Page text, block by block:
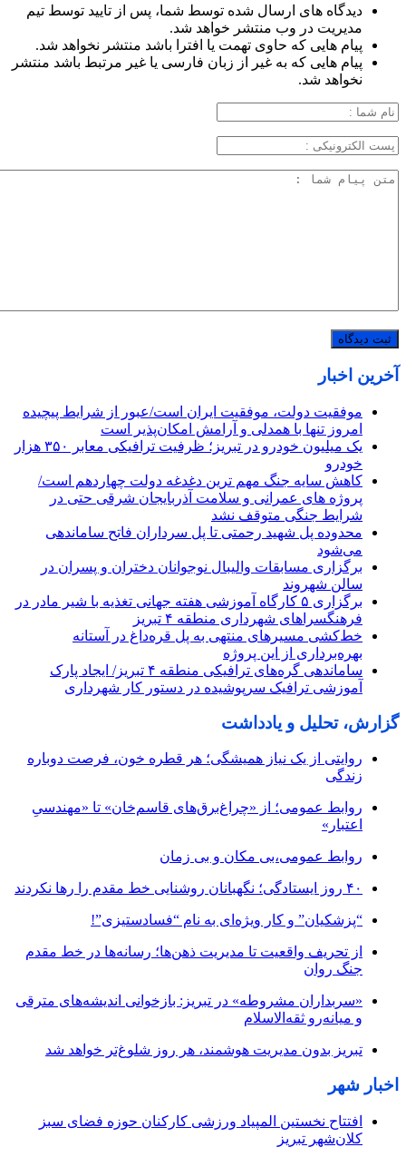
دیدگاه های ارسال شده توسط شما، پس از تایید توسط تیم
مدیریت در وب منتشر خواهد شد.
پیام هایی که حاوی تهمت یا افترا باشد منتشر نخواهد شد.
پیام هایی که به غیر از زبان فارسی یا غیر مرتبط باشد منتشر
نخواهد شد.
آخرین اخبار
موفقیت دولت، موفقیت ایران است/عبور از شرایط پیچیده
امروز تنها با همدلی و آرامش امکان‌پذیر است
یک میلیون خودرو در تبریز؛ ظرفیت ترافیکی معابر ۳۵۰ هزار
خودرو
کاهش سایه جنگ مهم ‌ترین دغدغه دولت چهاردهم است/
پروژه ‌های عمرانی و سلامت آذربایجان شرقی حتی در
شرایط جنگی متوقف نشد
محدوده پل شهید رحمتی تا پل سرداران فاتح ساماندهی
می‌شود
برگزاری مسابقات والیبال نوجوانان دختران و پسران در
سالن شهروند
برگزاری ۵ کارگاه آموزشی هفته جهانی تغذیه با شیر مادر در
فرهنگسراهای شهرداری منطقه ۴ تبریز
خط‌کشی مسیرهای منتهی به پل قره‌داغ در آستانه
بهره‌برداری از این پروژه
ساماندهی گره‌های ترافیکی منطقه ۴ تبریز/ ایجاد پارک
آموزشی ترافیک سرپوشیده در دستور کار شهرداری
گزارش، تحلیل و یادداشت
روایتی از یک نیاز همیشگی؛ هر قطره خون، فرصت دوباره
زندگی
روابط عمومی؛ از «چراغ‌برق‌های قاسم‌خان» تا «مهندسیِ
اعتبار»
روابط عمومی،بی مکان و بی زمان
۴۰ روز ایستادگی؛ نگهبانان روشنایی خط مقدم را رها نکردند
“پزشکیان” و کار ویژه‌ای به نام “فسادستیزی”!
از تحریف واقعیت تا مدیریت ذهن‌ها؛ رسانه‌ها در خط مقدم
جنگ روان
«سربداران مشروطه» در تبریز: بازخوانی اندیشه‌های مترقی
و میانه‌رو ثقه‌الاسلام
تبریز بدون مدیریت هوشمند، هر روز شلوغ‌تر خواهد شد
اخبار شهر
افتتاح نخستین المپیاد ورزشی کارکنان حوزه فضای سبز
کلان‌شهر تبریز